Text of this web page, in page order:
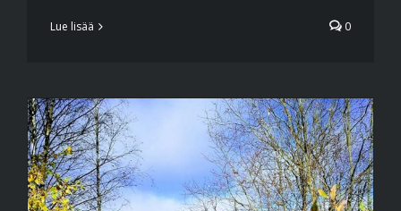
Lue lisää 0